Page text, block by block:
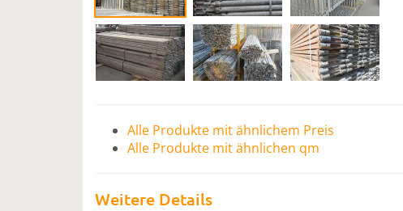
Alle Produkte mit ähnlichem Preis
Alle Produkte mit ähnlichen qm
Weitere Details